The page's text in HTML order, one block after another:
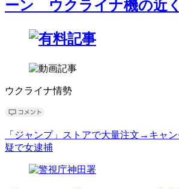
ーン ウクライナ機の近
ウクライナ情勢
「ジャンプ」ストアで大量注文→キャ
疑で女逮捕